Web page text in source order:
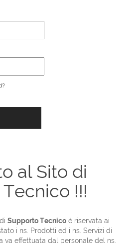
al Sito di
!!!
Supporto Tecnico è riservata ai
i ns. Prodotti ed i ns. Servizi di
va effettuata dal personale del ns.